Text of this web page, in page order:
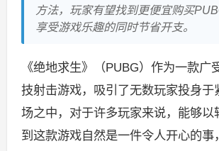
方法，玩家有望找到更便宜购买
享受游戏乐趣的同时节省开支。
《绝地求生》（PUBG）作为一款广
技射击游戏，吸引了无数玩家投身于
场之中，对于许多玩家来说，能够以
到这款游戏自然是一件令人开心的事